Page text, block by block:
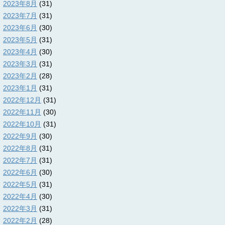
2023年8月 (31)
2023年7月 (31)
2023年6月 (30)
2023年5月 (31)
2023年4月 (30)
2023年3月 (31)
2023年2月 (28)
2023年1月 (31)
2022年12月 (31)
2022年11月 (30)
2022年10月 (31)
2022年9月 (30)
2022年8月 (31)
2022年7月 (31)
2022年6月 (30)
2022年5月 (31)
2022年4月 (30)
2022年3月 (31)
2022年2月 (28)